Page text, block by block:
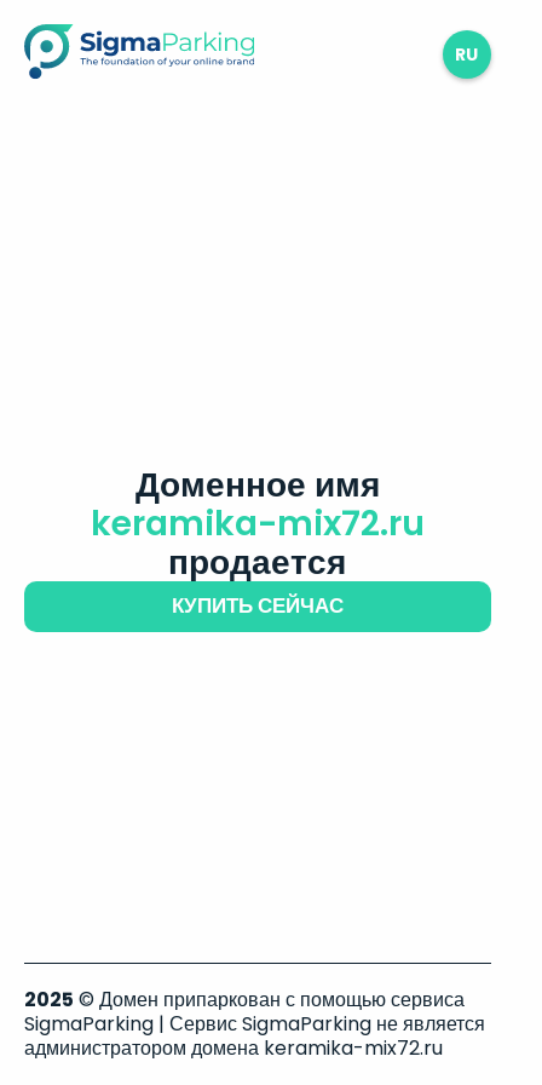
RU
Доменное имя
keramika-mix72.ru
продается
КУПИТЬ СЕЙЧАС
2025 © Домен припаркован с помощью сервиса
SigmaParking | Сервис SigmaParking не является
администратором домена keramika-mix72.ru